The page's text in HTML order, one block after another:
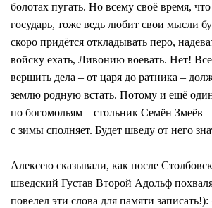
болотах пугать. Но всему своё время,
государь, тоже ведь любит свои мысли
скоро придётся откладывать перо,
войску ехать, Ливонию воевать. Нет!
вершить дела – от царя до ратника –
землю родную встать. Потому и ещё
по богомольям – стольник Семён Змеёв
с зимы сполняет. Будет шведу от него
Алексею сказывали, как после
шведский Густав Второй Адольф
повелел эти слова для памяти записать!):